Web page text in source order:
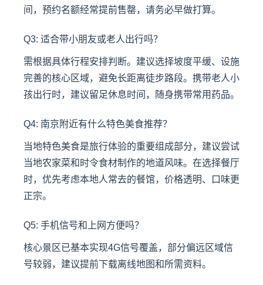
间，预约名额经常提前售罄，请务必早做打算。
Q3: 适合带小朋友或老人出行吗？
需根据具体行程安排判断。建议选择坡度平缓、设施
完善的核心区域，避免长距离徒步路段。携带老人小
孩出行时，建议留足休息时间，随身携带常用药品。
Q4: 南京附近有什么特色美食推荐？
当地特色美食是旅行体验的重要组成部分，建议尝试
当地农家菜和时令食材制作的地道风味。在选择餐厅
时，优先考虑本地人常去的餐馆，价格透明、口味更
正宗。
Q5: 手机信号和上网方便吗？
核心景区已基本实现4G信号覆盖，部分偏远区域信
号较弱，建议提前下载离线地图和所需资料。